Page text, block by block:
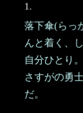
1.
落下傘(らっ
んと着く、
自分ひとり。
さすがの勇
だ。